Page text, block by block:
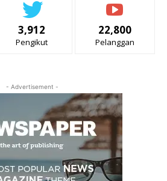
3,912
Pengikut
22,800
Pelanggan
- Advertisement -